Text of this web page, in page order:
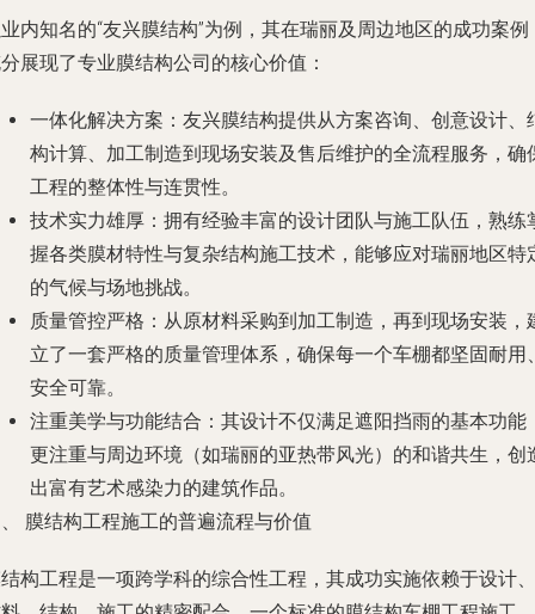
内知名的“友兴膜结构”为例，其在瑞丽及周边地区的成功案例
展现了专业膜结构公司的核心价值：
一体化解决方案 ：友兴膜结构提供从方案咨询、创意设计、
构计算、加工制造到现场安装及售后维护的全流程服务，确
工程的整体性与连贯性。
技术实力雄厚 ：拥有经验丰富的设计团队与施工队伍，熟练
握各类膜材特性与复杂结构施工技术，能够应对瑞丽地区特
的气候与场地挑战。
质量管控严格 ：从原材料采购到加工制造，再到现场安装，
立了一套严格的质量管理体系，确保每一个车棚都坚固耐用
安全可靠。
注重美学与功能结合 ：其设计不仅满足遮阳挡雨的基本功能
更注重与周边环境（如瑞丽的亚热带风光）的和谐共生，创
出富有艺术感染力的建筑作品。
膜结构工程施工的普遍流程与价值
构工程是一项跨学科的综合性工程，其成功实施依赖于设计、